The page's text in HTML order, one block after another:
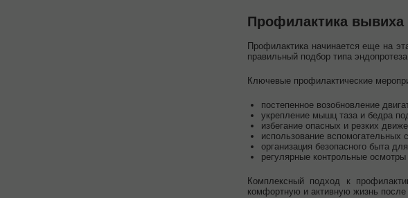
Профилактика вывиха
Профилактика начинается еще на
правильный подбор типа
Ключевые профилактические
постепенное возобновление
укрепление мышц таза и бедра
избегание опасных и резких
использование вспомогательных
организация безопасного быта
регулярные контрольные осмотры
Комплексный подход к
комфортную и активную жизнь после